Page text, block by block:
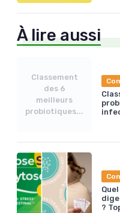
À lire aussi
Classement
des 6
meilleurs
probiotiques...
?